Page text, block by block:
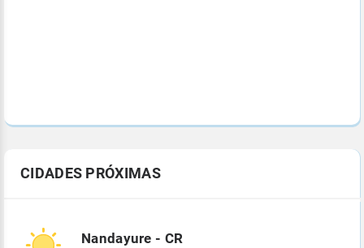
CIDADES PRÓXIMAS
Nandayure - CR